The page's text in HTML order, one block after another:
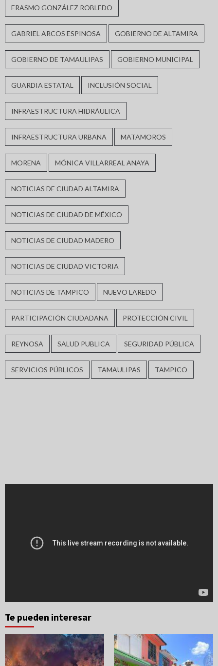
ERASMO GONZÁLEZ ROBLEDO
GABRIEL ARCOS ESPINOSA GOBIERNO DE ALTAMIRA
GOBIERNO DE TAMAULIPAS GOBIERNO MUNICIPAL
GUARDIA ESTATAL INCLUSIÓN SOCIAL
INFRAESTRUCTURA HIDRÁULICA
INFRAESTRUCTURA URBANA MATAMOROS
MORENA MÓNICA VILLARREAL ANAYA
NOTICIAS DE CIUDAD ALTAMIRA
NOTICIAS DE CIUDAD DE MÉXICO
NOTICIAS DE CIUDAD MADERO
NOTICIAS DE CIUDAD VICTORIA
NOTICIAS DE TAMPICO NUEVO LAREDO
PARTICIPACIÓN CIUDADANA PROTECCIÓN CIVIL
REYNOSA SALUD PUBLICA SEGURIDAD PÚBLICA
SERVICIOS PÚBLICOS TAMAULIPAS TAMPICO
Te pueden interesar